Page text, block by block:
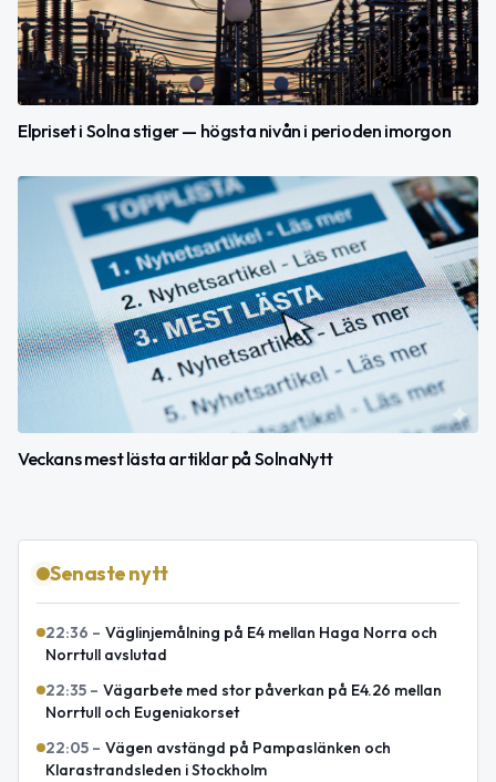
Elpriset i Solna stiger — högsta nivån i perioden imorgon
Veckans mest lästa artiklar på SolnaNytt
Senaste nytt
22:36 – Väglinjemålning på E4 mellan Haga Norra och
Norrtull avslutad
22:35 – Vägarbete med stor påverkan på E4.26 mellan
Norrtull och Eugeniakorset
22:05 – Vägen avstängd på Pampaslänken och
Klarastrandsleden i Stockholm